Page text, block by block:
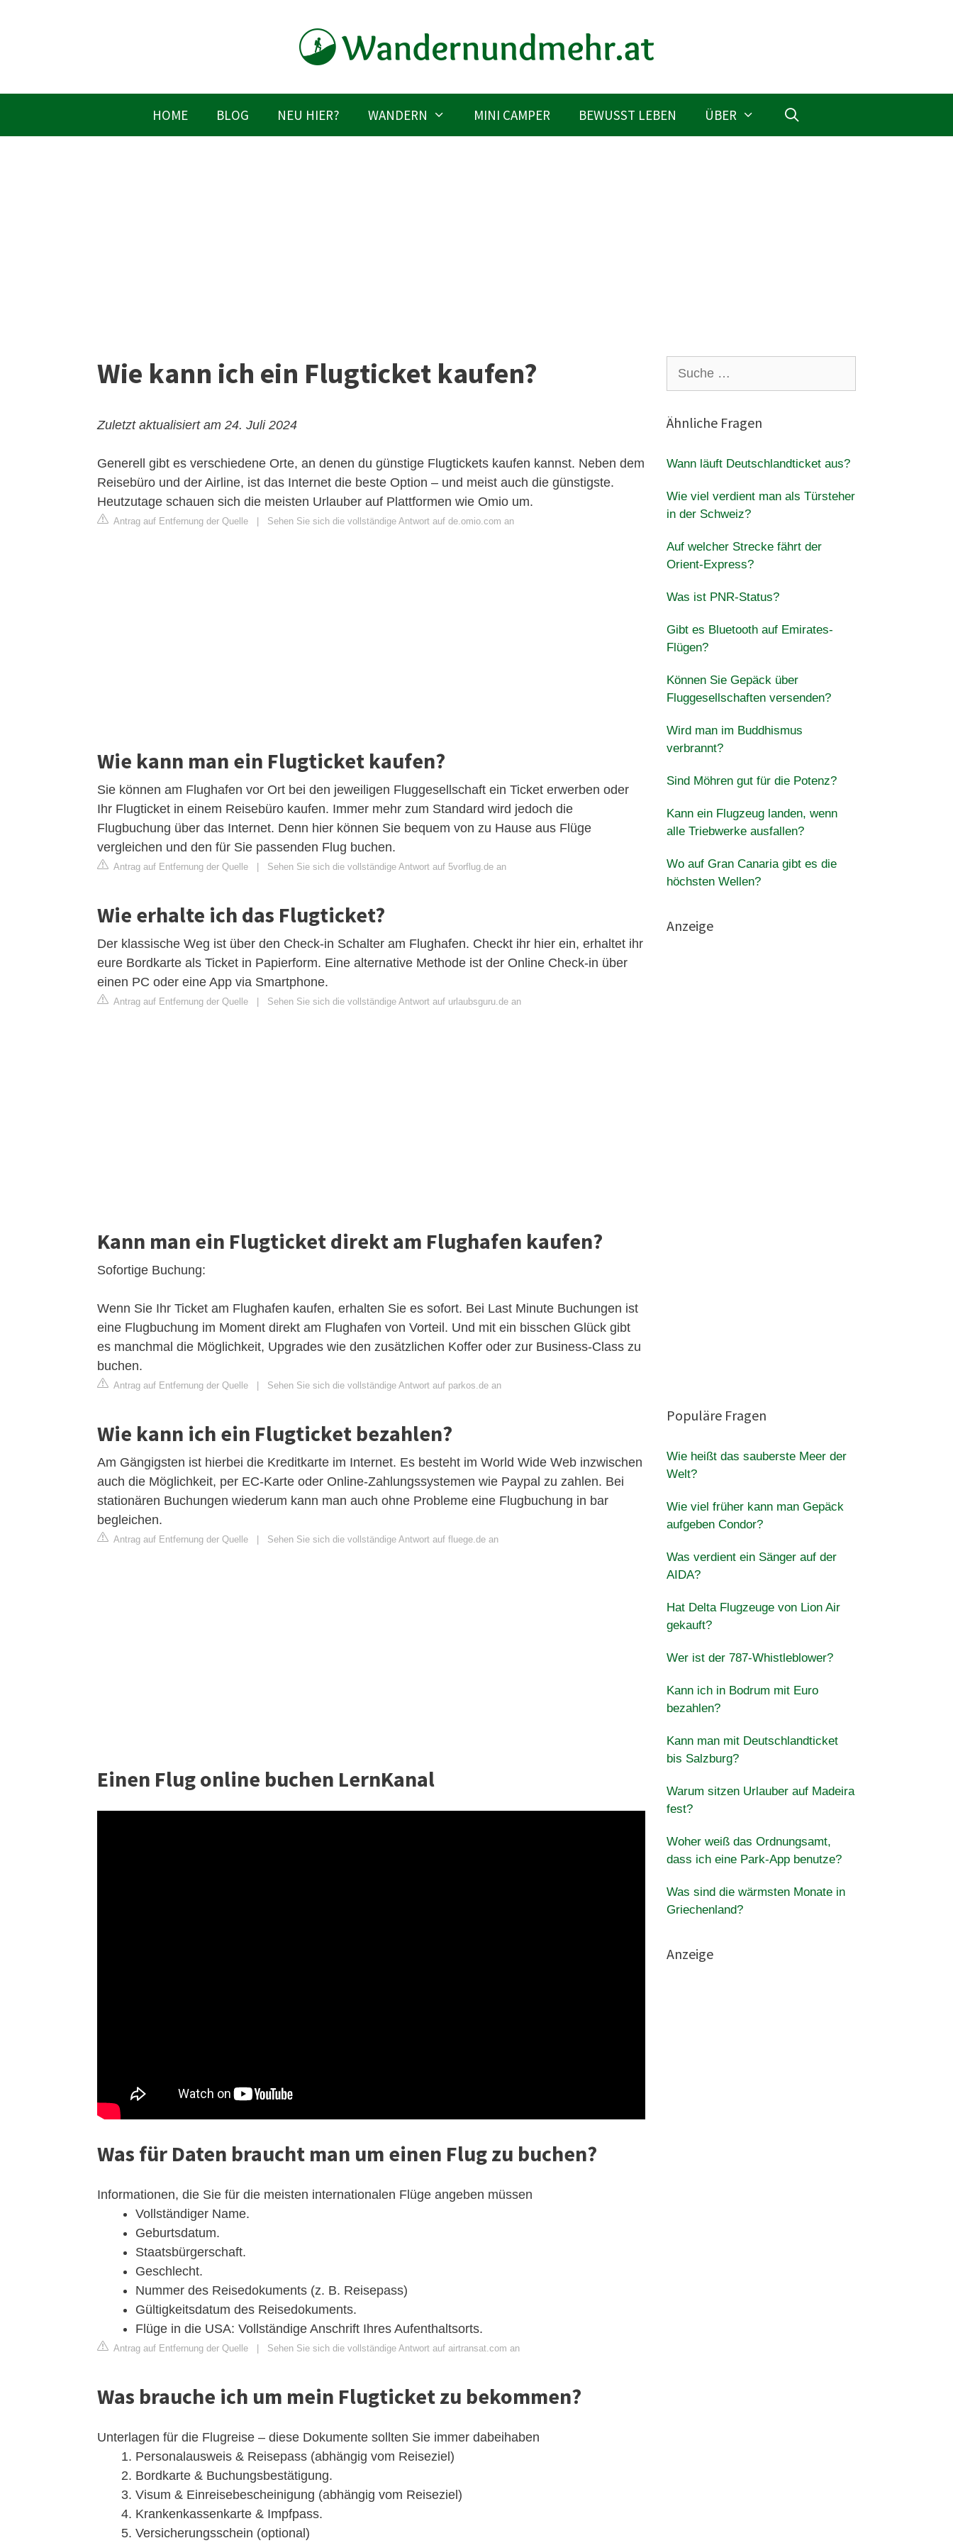
HOME BLOG NEU HIER? WANDERN MINI CAMPER BEWUSST LEBEN ÜBER
Wie kann ich ein Flugticket kaufen?
Zuletzt aktualisiert am 24. Juli 2024
Generell gibt es verschiedene Orte, an denen du günstige Flugtickets kaufen kannst. Neben dem
Reisebüro und der Airline, ist das Internet die beste Option – und meist auch die günstigste.
Heutzutage schauen sich die meisten Urlauber auf Plattformen wie Omio um.
Antrag auf Entfernung der Quelle Sehen Sie sich die vollständige Antwort auf de.omio.com an
Wie kann man ein Flugticket kaufen?
Sie können am Flughafen vor Ort bei den jeweiligen Fluggesellschaft ein Ticket erwerben oder
Ihr Flugticket in einem Reisebüro kaufen. Immer mehr zum Standard wird jedoch die
Flugbuchung über das Internet. Denn hier können Sie bequem von zu Hause aus Flüge
vergleichen und den für Sie passenden Flug buchen.
Antrag auf Entfernung der Quelle Sehen Sie sich die vollständige Antwort auf 5vorflug.de an
Wie erhalte ich das Flugticket?
Der klassische Weg ist über den Check-in Schalter am Flughafen. Checkt ihr hier ein, erhaltet ihr
eure Bordkarte als Ticket in Papierform. Eine alternative Methode ist der Online Check-in über
einen PC oder eine App via Smartphone.
Antrag auf Entfernung der Quelle Sehen Sie sich die vollständige Antwort auf urlaubsguru.de an
Kann man ein Flugticket direkt am Flughafen kaufen?
Sofortige Buchung:
Wenn Sie Ihr Ticket am Flughafen kaufen, erhalten Sie es sofort. Bei Last Minute Buchungen ist
eine Flugbuchung im Moment direkt am Flughafen von Vorteil. Und mit ein bisschen Glück gibt
es manchmal die Möglichkeit, Upgrades wie den zusätzlichen Koffer oder zur Business-Class zu
buchen.
Antrag auf Entfernung der Quelle Sehen Sie sich die vollständige Antwort auf parkos.de an
Wie kann ich ein Flugticket bezahlen?
Am Gängigsten ist hierbei die Kreditkarte im Internet. Es besteht im World Wide Web inzwischen
auch die Möglichkeit, per EC-Karte oder Online-Zahlungssystemen wie Paypal zu zahlen. Bei
stationären Buchungen wiederum kann man auch ohne Probleme eine Flugbuchung in bar
begleichen.
Antrag auf Entfernung der Quelle Sehen Sie sich die vollständige Antwort auf fluege.de an
Einen Flug online buchen LernKanal
Was für Daten braucht man um einen Flug zu buchen?
Informationen, die Sie für die meisten internationalen Flüge angeben müssen
Vollständiger Name.
Geburtsdatum.
Staatsbürgerschaft.
Geschlecht.
Nummer des Reisedokuments (z. B. Reisepass)
Gültigkeitsdatum des Reisedokuments.
Flüge in die USA: Vollständige Anschrift Ihres Aufenthaltsorts.
Antrag auf Entfernung der Quelle | Sehen Sie sich die vollständige Antwort auf airtransat.com an
Was brauche ich um mein Flugticket zu bekommen?
Unterlagen für die Flugreise – diese Dokumente sollten Sie immer dabeihaben
Personalausweis & Reisepass (abhängig vom Reiseziel)
Bordkarte & Buchungsbestätigung.
Visum & Einreisebescheinigung (abhängig vom Reiseziel)
Krankenkassenkarte & Impfpass.
Versicherungsschein (optional)
nach:
Ähnliche Fragen
Wann läuft Deutschlandticket aus?
Wie viel verdient man als Türsteher
in der Schweiz?
Auf welcher Strecke fährt der
Orient-Express?
Was ist PNR-Status?
Gibt es Bluetooth auf Emirates-
Flügen?
Können Sie Gepäck über
Fluggesellschaften versenden?
Wird man im Buddhismus
verbrannt?
Sind Möhren gut für die Potenz?
Kann ein Flugzeug landen, wenn
alle Triebwerke ausfallen?
Wo auf Gran Canaria gibt es die
höchsten Wellen?
Anzeige
Populäre Fragen
Wie heißt das sauberste Meer der
Welt?
Wie viel früher kann man Gepäck
aufgeben Condor?
Was verdient ein Sänger auf der
AIDA?
Hat Delta Flugzeuge von Lion Air
gekauft?
Wer ist der 787-Whistleblower?
Kann ich in Bodrum mit Euro
bezahlen?
Kann man mit Deutschlandticket
bis Salzburg?
Warum sitzen Urlauber auf Madeira
fest?
Woher weiß das Ordnungsamt,
dass ich eine Park-App benutze?
Was sind die wärmsten Monate in
Griechenland?
Anzeige